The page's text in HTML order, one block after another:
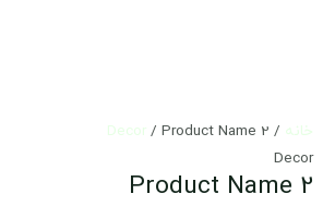
خانه /
Decor / Product Name 2
Decor
Product Name 2
محدوده
$85.00
Product
Name
2